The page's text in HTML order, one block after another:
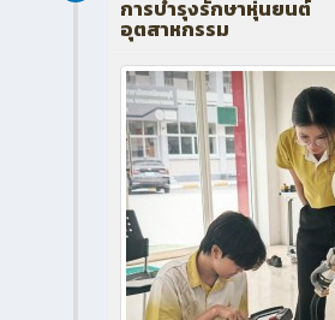
การบำรุงรักษาหุ่นยนต์
อุตสาหกรรม